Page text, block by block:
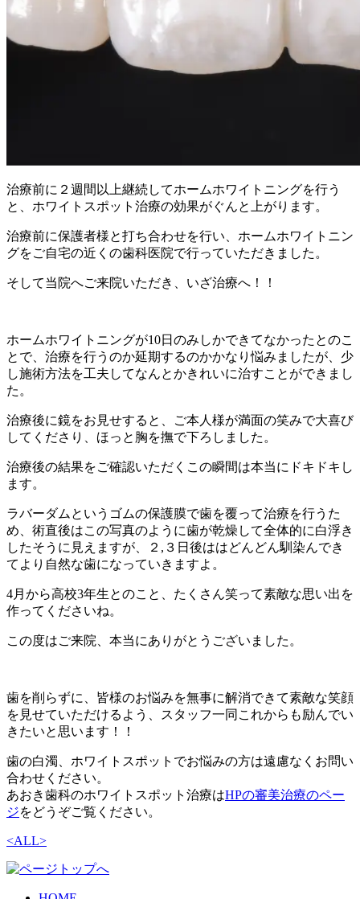
治療前に２週間以上継続してホームホワイトニングを行う
と、ホワイトスポット治療の効果がぐんと上がります。
治療前に保護者様と打ち合わせを行い、ホームホワイトニン
グをご自宅の近くの歯科医院で行っていただきました。
そして当院へご来院いただき、いざ治療へ！！
ホームホワイトニングが10日のみしかできてなかったとのこ
とで、治療を行うのか延期するのかかなり悩みましたが、少
し施術方法を工夫してなんとかきれいに治すことができまし
た。
治療後に鏡をお見せすると、ご本人様が満面の笑みで大喜び
してくださり、ほっと胸を撫で下ろしました。
治療後の結果をご確認いただくこの瞬間は本当にドキドキし
ます。
ラバーダムというゴムの保護膜で歯を覆って治療を行うた
め、術直後はこの写真のように歯が乾燥して全体的に白浮き
したそうに見えますが、２,３日後ははどんどん馴染んでき
てより自然な歯になっていきますよ。
4月から高校3年生とのこと、たくさん笑って素敵な思い出を
作ってくださいね。
この度はご来院、本当にありがとうございました。
歯を削らずに、皆様のお悩みを無事に解消できて素敵な笑顔
を見せていただけるよう、スタッフ一同これからも励んでい
きたいと思います！！
歯の白濁、ホワイトスポットでお悩みの方は遠慮なくお問い
合わせください。
あおき歯科のホワイトスポット治療はHPの審美治療のペー
ジをどうぞご覧ください。
<ALL>